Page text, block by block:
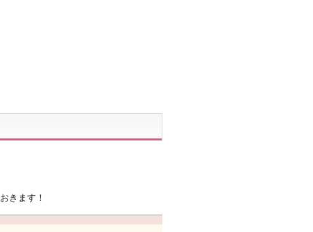
きます！